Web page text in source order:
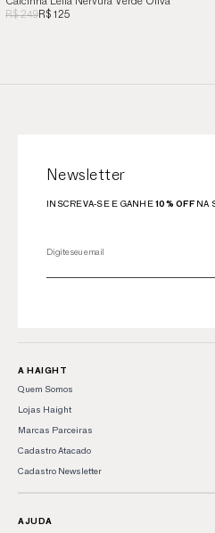
R$ 249R$ 125
Newsletter
INSCREVA-SE E GANHE10% OFFNA
A HAIGHT
Quem Somos
Lojas Haight
Marcas Parceiras
Cadastro Atacado
Cadastro Newsletter
AJUDA